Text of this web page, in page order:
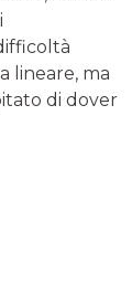
lineare, ma
di dover